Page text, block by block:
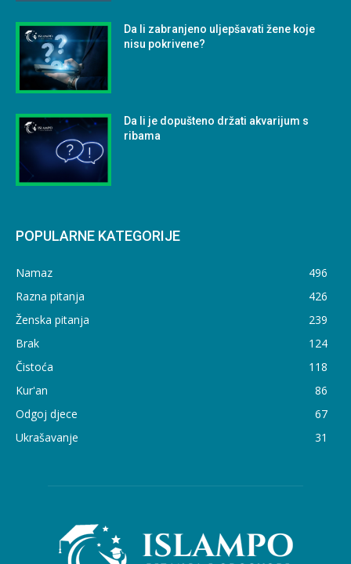
Da li zabranjeno uljepšavati žene koje
nisu pokrivene?
Da li je dopušteno držati akvarijum s
ribama
POPULARNE KATEGORIJE
Namaz
496
Razna pitanja
426
Ženska pitanja
239
Brak
124
Čistoća
118
Kur'an
86
Odgoj djece
67
Ukrašavanje
31